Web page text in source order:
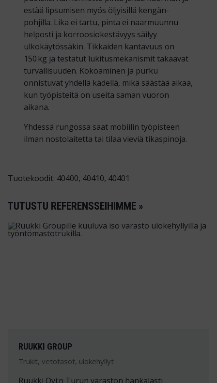
estää lipsumisen myös öljyisillä kengän­
pohjilla. Lika ei tartu, pinta ei naarmuunnu
helposti ja korroosio­kestävyys säilyy
ulkokäytössäkin. Tikkaiden kantavuus on
150 kg ja testatut lukitus­mekanismit takaavat
turvallisuuden. Kokoaminen ja purku
onnistuvat yhdellä kädellä, mikä säästää aikaa,
kun työ­pisteitä on useita saman vuoron
aikana.
Yhdessä rungossa saat mobiilin työ­pisteen
ilman nostolaitetta tai tilaa vieviä tikas­pinoja.
Tuotekoodit: 40400, 40410, 40401
TUTUSTU REFERENSSEIHIMME »
RUUKKI GROUP
Trukit, vetotasot, ulokehyllyt
Ruukki Oyj:n Turun varaston hankalasti